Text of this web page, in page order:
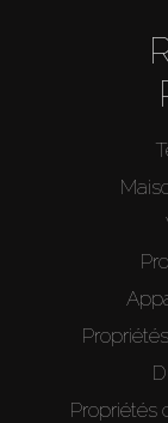
Propriétés